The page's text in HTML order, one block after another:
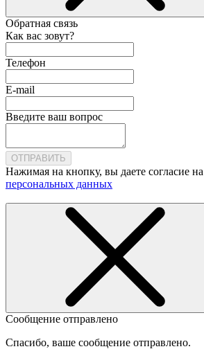
Обратная связь
Как вас зовут?
Телефон
E-mail
Введите ваш вопрос
ОТПРАВИТЬ
Нажимая на кнопку, вы даете согласие на
персональных данных
Сообщение отправлено
Спасибо, ваше сообщение отправлено.